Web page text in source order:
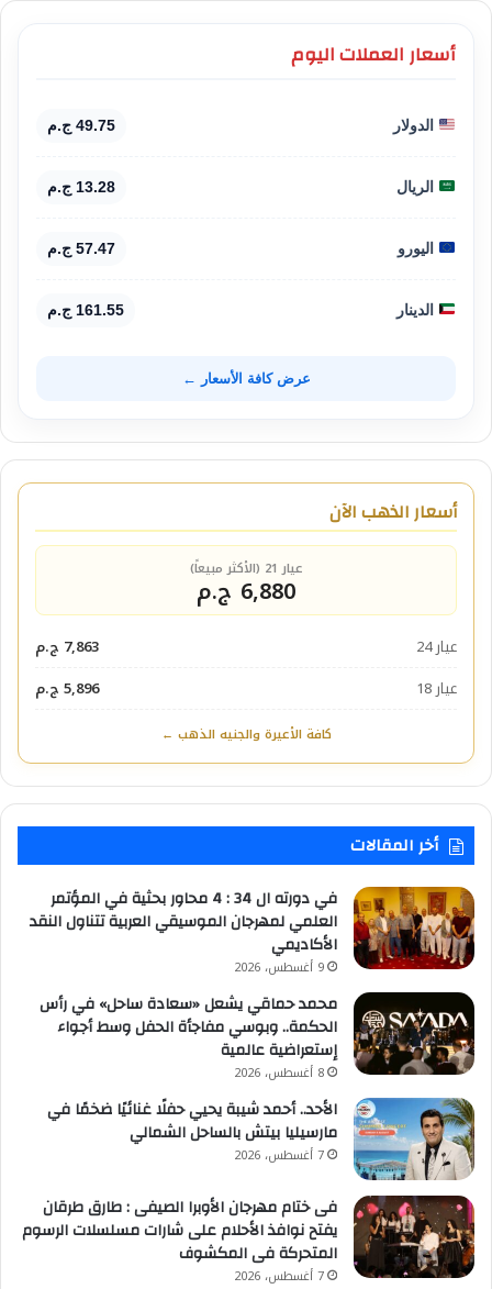
أسعار العملات اليوم
الدولار 49.75 ج.م
الريال 13.28 ج.م
اليورو 57.47 ج.م
الدينار 161.55 ج.م
عرض كافة الأسعار ←
أسعار الذهب الآن
عيار 21 (الأكثر مبيعاً)
6,880 ج.م
عيار 24
7,863 ج.م
عيار 18
5,896 ج.م
كافة الأعيرة والجنيه الذهب ←
أخر المقالات
في دورته ال 34 : 4 محاور بحثية في المؤتمر
العلمي لمهرجان الموسيقي العربية تتناول النقد
الأكاديمي
9 أغسطس، 2026
محمد حماقي يشعل «سعادة ساحل» في رأس
الحكمة.. وبوسي مفاجأة الحفل وسط أجواء
إستعراضية عالمية
8 أغسطس، 2026
الأحد.. أحمد شيبة يحيي حفلًا غنائيًا ضخمًا في
مارسيليا بيتش بالساحل الشمالي
7 أغسطس، 2026
فى ختام مهرجان الأوبرا الصيفى : طارق طرقان
يفتح نوافذ الأحلام على شارات مسلسلات الرسوم
المتحركة فى المكشوف
7 أغسطس، 2026